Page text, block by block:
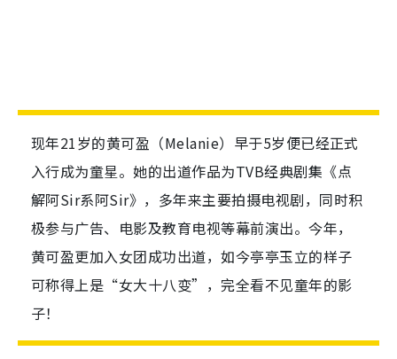
现年21岁的黄可盈（Melanie）早于5岁便已经正式
入行成为童星。她的出道作品为TVB经典剧集《点
解阿Sir系阿Sir》，多年来主要拍摄电视剧，同时积
极参与广告、电影及教育电视等幕前演出。今年，
黄可盈更加入女团成功出道，如今亭亭玉立的样子
可称得上是“女大十八变”，完全看不见童年的影
子！